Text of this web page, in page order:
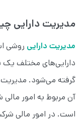
مدیریت دارایی
مدیریت دارایی روشی
دارایی‌های مختلف یک
گرفته می‌شود. مدیریت
آن مربوط به امور
است. در امور مالی